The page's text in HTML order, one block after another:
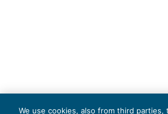
We use cookies, also from third